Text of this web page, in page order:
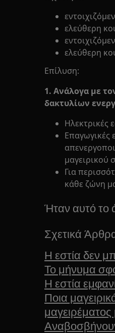
ελεύθερη
ελεύθερη
Επίλυση:
1. Ανάλογα με
δακτυλίων
Ηλεκτρικές
Επαγωγικές
μαγειρικού
Για
κάθε ζώνη
Ήταν αυτό το
Σχετικά
Η εστία δεν
Το μήνυμα
Η εστία
Ποια
Αναβοσβήνουν